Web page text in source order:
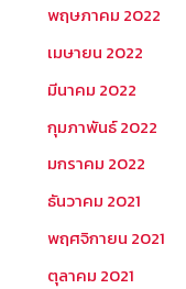
พฤษภาคม 2022
เมษายน 2022
มีนาคม 2022
กุมภาพันธ์ 2022
มกราคม 2022
ธันวาคม 2021
พฤศจิกายน 2021
ตุลาคม 2021